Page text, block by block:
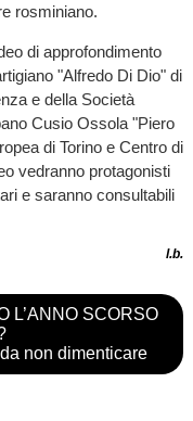
rosminiano.
di approfondimento
"Alfredo Di Dio" di
e della Società
Cusio Ossola "Piero
di Torino e Centro di
vedranno protagonisti
e saranno consultabili
l.b.
L’ANNO SCORSO
non dimenticare